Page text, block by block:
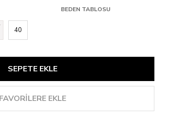
BEDEN TABLOSU
40
FAVORILERE EKLE